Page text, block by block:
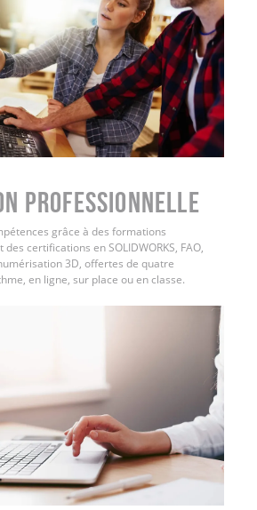
PROFESSIONNELLE
grâce à des formations
certifications en SOLIDWORKS, FAO,
3D, offertes de quatre
en ligne, sur place ou en classe.